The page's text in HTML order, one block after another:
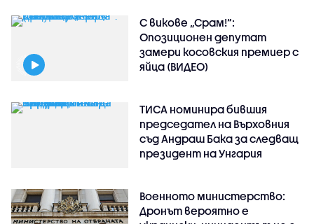
С викове „Срам!“:
Опозиционен депутат
замери косовския премиер с
яйца (ВИДЕО)
ТИСА номинира бившия
председател на Върховния
съд Андраш Бака за следващ
президент на Унгария
Военното министерство:
Дронът вероятно е